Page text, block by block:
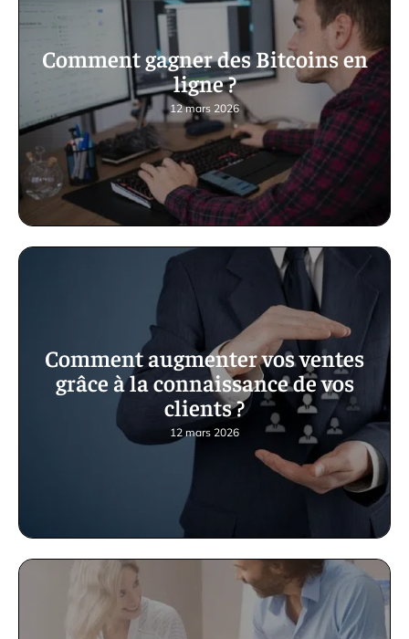
Comment gagner des Bitcoins en
ligne ?
12 mars 2026
Comment augmenter vos ventes
grâce à la connaissance de vos
clients ?
12 mars 2026